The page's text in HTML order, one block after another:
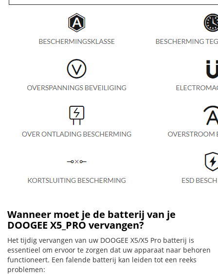
Wanneer moet je de batterij van je
DOOGEE X5_PRO vervangen?
Het tijdig vervangen van uw DOOGEE X5/X5 Pro batterij is
essentieel om ervoor te zorgen dat uw apparaat naar behoren
functioneert. Een falende batterij kan leiden tot een reeks
problemen: